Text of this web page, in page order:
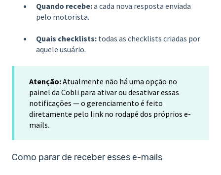
Quando recebe:a cada nova resposta enviada
pelo motorista.
Quais checklists: todas as checklists criadas por
aquele usuário.
Atenção:Atualmente não há uma opção no
painel da Cobli para ativar ou desativar essas
notificações — o gerenciamento é feito
diretamente pelo link no rodapé dos próprios e-
mails.
Como parar de receber esses e-mails